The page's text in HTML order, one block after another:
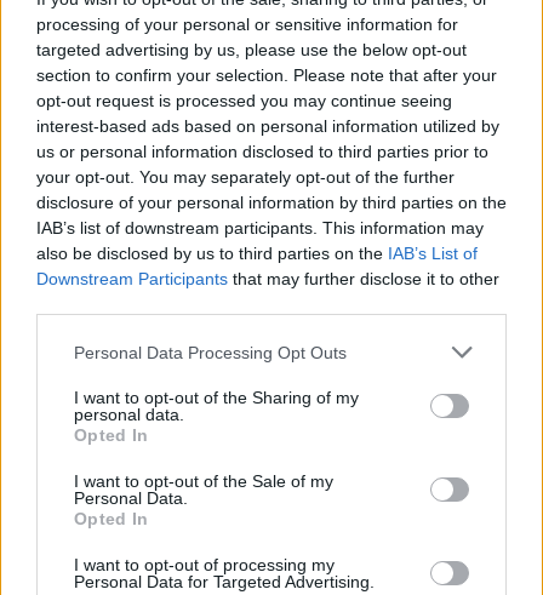
processing of your personal or sensitive information for
targeted advertising by us, please use the below opt-out
section to confirm your selection. Please note that after your
opt-out request is processed you may continue seeing
interest-based ads based on personal information utilized by
us or personal information disclosed to third parties prior to
your opt-out. You may separately opt-out of the further
disclosure of your personal information by third parties on the
IAB’s list of downstream participants. This information may
also be disclosed by us to third parties on the IAB’s List of
Downstream Participants that may further disclose it to other
Personal Data Processing Opt Outs
I want to opt-out of the Sharing of my
personal data.
Opted In
I want to opt-out of the Sale of my
Personal Data.
Opted In
I want to opt-out of processing my
Personal Data for Targeted Advertising.
Foto Stefano Delfrate